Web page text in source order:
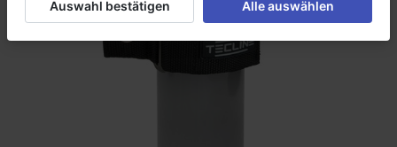
Auswahl bestätigen Alle auswählen